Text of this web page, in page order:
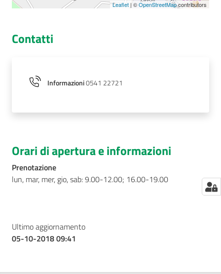
Leaflet | ©OpenStreetMapcontributors
Contatti
Informazioni0541 22721
Orari di apertura e informazioni
Prenotazione
lun, mar, mer, gio, sab: 9.00-12.00; 16.00-19.00
Ultimo aggiornamento
05-10-2018 09:41